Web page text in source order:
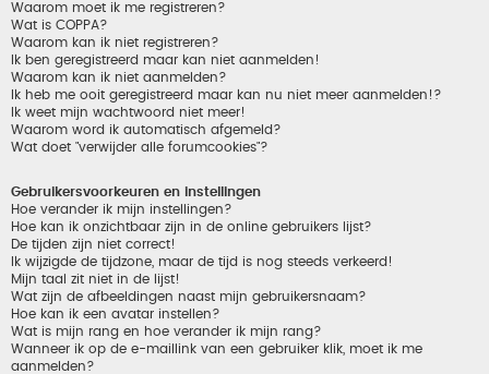
Waarom moet ik me registreren?
Wat is COPPA?
Waarom kan ik niet registreren?
Ik ben geregistreerd maar kan niet aanmelden!
Waarom kan ik niet aanmelden?
Ik heb me ooit geregistreerd maar kan nu niet meer aanmelden!?
Ik weet mijn wachtwoord niet meer!
Waarom word ik automatisch afgemeld?
Wat doet "verwijder alle forumcookies"?
Gebruikersvoorkeuren en instellingen
Hoe verander ik mijn instellingen?
Hoe kan ik onzichtbaar zijn in de online gebruikers lijst?
De tijden zijn niet correct!
Ik wijzigde de tijdzone, maar de tijd is nog steeds verkeerd!
Mijn taal zit niet in de lijst!
Wat zijn de afbeeldingen naast mijn gebruikersnaam?
Hoe kan ik een avatar instellen?
Wat is mijn rang en hoe verander ik mijn rang?
Wanneer ik op de e-maillink van een gebruiker klik, moet ik me
aanmelden?